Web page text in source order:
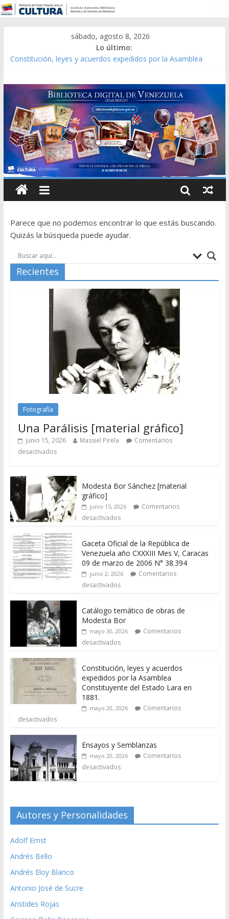
sábado, agosto 8, 2026
Lo último:
Constitución, leyes y acuerdos expedidos por la Asamblea
Modesta Bor Sánchez [material gráfico]
Gaceta Oficial de la República de Venezuela año CXXXIII Mes V,
Caracas 09 de marzo de 2006 N° 38.394
Catálogo temático de obras de Modesta Bor
Parece que no podemos encontrar lo que estás buscando.
Quizás la búsqueda puede ayudar.
Recientes
Fotografía
Una Parálisis [material gráfico]
junio 15, 2026 Massiel Pirela
Comentarios
desactivados
Modesta Bor Sánchez [material
gráfico]
junio 15, 2026
Comentarios
desactivados
Gaceta Oficial de la República de
Venezuela año CXXXIII Mes V, Caracas
09 de marzo de 2006 N° 38.394
junio 2, 2026
Comentarios
desactivados
Catálogo temático de obras de
Modesta Bor
mayo 30, 2026
Comentarios
desactivados
Constitución, leyes y acuerdos
expedidos por la Asamblea
Constituyente del Estado Lara en
1881.
mayo 20, 2026
Comentarios
desactivados
Ensayos y Semblanzas
mayo 20, 2026
Comentarios
desactivados
Autores y Personalidades
Adolf Ernst
Andrés Bello
Andrés Eloy Blanco
Antonio José de Sucre
Aristides Rojas